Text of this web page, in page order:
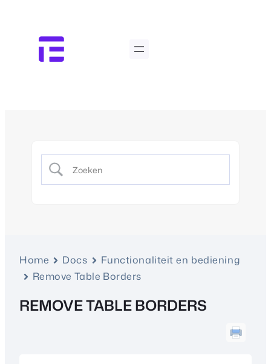
Home Docs
Functionaliteit en bediening
Remove Table Borders
REMOVE TABLE BORDERS